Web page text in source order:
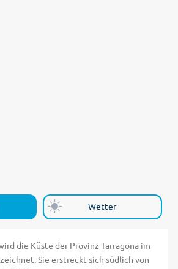
Wetter
die Küste der Provinz Tarragona im
Sie erstreckt sich südlich von